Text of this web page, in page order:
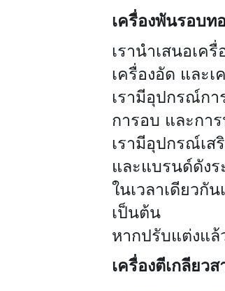
เครื่องพันรอบท
เรานำเสนอเค
เครื่องอัด และเ
เรามีอุปกรณ์กา
การอบ และกา
เรามีอุปกรณ์เส
และแบรนด์ดัง
ในเวลาเดียวกั
เป็นต้น
หากปรับแต่งแล้
เครื่องตีเกลียว